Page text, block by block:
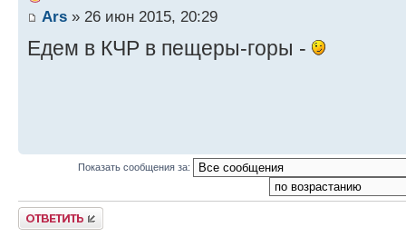
Ars » 26 июн 2015, 20:29
Едем в КЧР в пещеры-горы -
Показать сообщения за:
Ответить